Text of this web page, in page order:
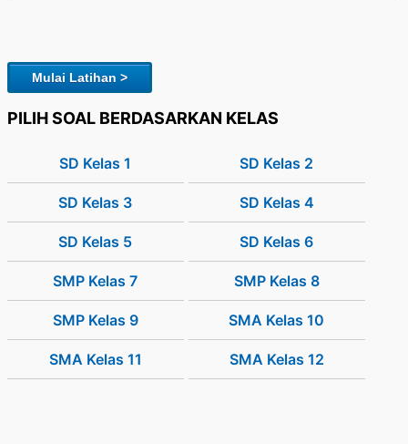
Mulai Latihan >
PILIH SOAL BERDASARKAN KELAS
SD Kelas 1 SD Kelas 2
SD Kelas 3 SD Kelas 4
SD Kelas 5 SD Kelas 6
SMP Kelas 7 SMP Kelas 8
SMP Kelas 9 SMA Kelas 10
SMA Kelas 11 SMA Kelas 12